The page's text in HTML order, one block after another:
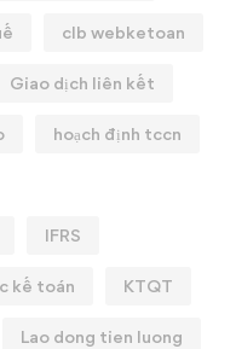
clb webketoan
Giao dịch liên kết
hoạch định tccn
IFRS
kế toán KTQT
Lao dong tien luong